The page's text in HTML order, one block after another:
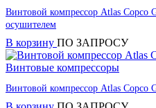
Винтовой компрессор Atlas Copco
осушителем
В корзину ПО ЗАПРОСУ
Винтовые компрессоры
Винтовой компрессор Atlas Copco